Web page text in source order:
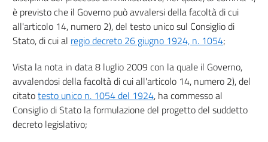
Giurisdizione amministrativa
art. 7
art. 8
art. 9
art. 10
art. 11
art. 12
è previsto che il Governo può avvalersi della facoltà di cui
all'articolo 14, numero 2), del testo unico sul Consiglio di
Stato, di cui al regio decreto 26 giugno 1924, n. 1054;
Vista la nota in data 8 luglio 2009 con la quale il Governo,
avvalendosi della facoltà di cui all'articolo 14, numero 2), del
citatotesto unico n. 1054 del 1924, ha commesso al
Consiglio di Stato la formulazione del progetto del suddetto
decreto legislativo;